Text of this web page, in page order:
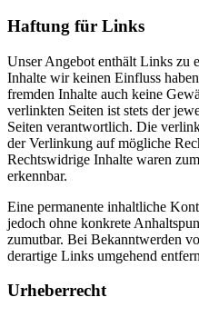
Haftung für Links
Unser Angebot enthält Links zu
Inhalte wir keinen Einfluss
fremden Inhalte auch keine
verlinkten Seiten ist stets der
Seiten verantwortlich. Die
der Verlinkung auf mögliche
Rechtswidrige Inhalte waren
erkennbar.
Eine permanente inhaltliche
jedoch ohne konkrete
zumutbar. Bei Bekanntwerden
derartige Links umgehend
Urheberrecht